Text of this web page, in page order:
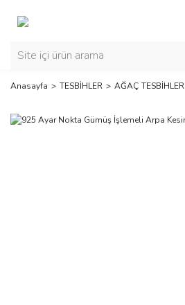
Anasayfa TESBİHLER AĞAÇ TESBİHLER